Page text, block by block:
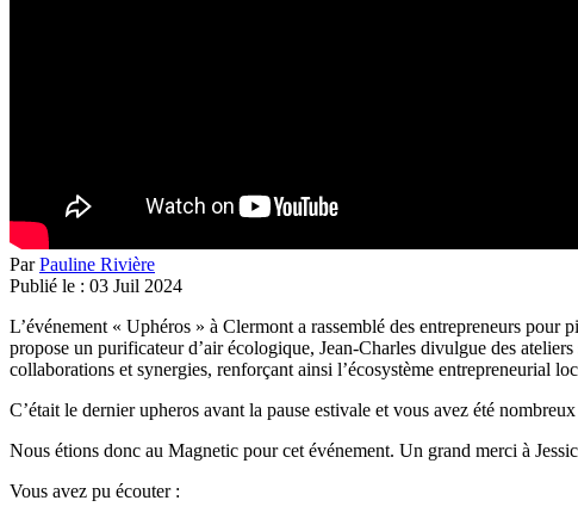
ParPauline Rivière
Publié le : 03 Juil 2024
L’événement « Uphéros » à Clermont a rassemblé des entrepreneurs
propose un purificateur d’air écologique, Jean-Charles divulgue des
collaborations et synergies, renforçant ainsi l’écosystème entrepreneurial
C’était le dernier upheros avant la pause estivale et vous avez été
Nous étions donc au Magnetic pour cet événement. Un grand merci à
Vous avez pu écouter :